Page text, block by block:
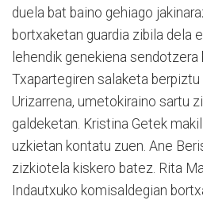
duela bat baino gehiago
bortxaketan guardia zibila dela
lehendik genekiena sendotzera
Txapartegiren salaketa berpiztu
Urizarrena, umetokiraino sartu
galdeketan. Kristina Getek
uzkietan kontatu zuen. Ane
zizkiotela kiskero batez. Rita
Indautxuko komisaldegian